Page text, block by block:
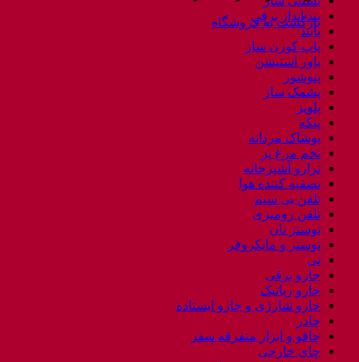
بازگشت به فروشگاه
بند انداز برقی
پابند
پاپ کورن ساز
پاور استیشن
پتوشور
پشمک ساز
پلوپز
پنکه
پوشاک مردانه
تخم مرغ پز
ترازو آشپزخانه
تصفیه کننده هوا
تلفن بی سیم
تلفن رومیزی
توستر نان
توستر و مایکروفر
تی
جارو برقی
جارو رباتیک
جارو شارژی و جارو ایستاده
چادر
چاقو و ابزار متفرقه سفر
چای خارجی